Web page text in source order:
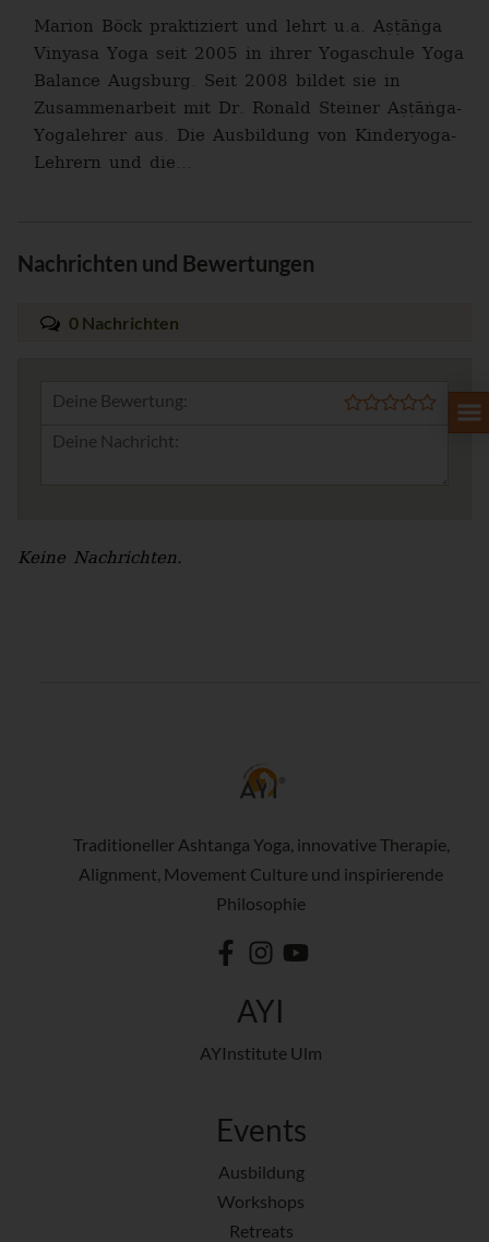
Marion Böck praktiziert und lehrt u.a. Aṣṭāṅga
Vinyasa Yoga seit 2005 in ihrer Yogaschule Yoga
Balance Augsburg. Seit 2008 bildet sie in
Zusammenarbeit mit Dr. Ronald Steiner Aṣṭāṅga-
Yogalehrer aus. Die Ausbildung von Kinderyoga-
Lehrern und die...
Nachrichten und Bewertungen
0 Nachrichten
Deine Bewertung:
Keine Nachrichten.
Traditioneller Ashtanga Yoga, innovative Therapie,
Alignment, Movement Culture und inspirierende
Philosophie
AYI
AYInstitute Ulm
Events
Ausbildung
Workshops
Retreats